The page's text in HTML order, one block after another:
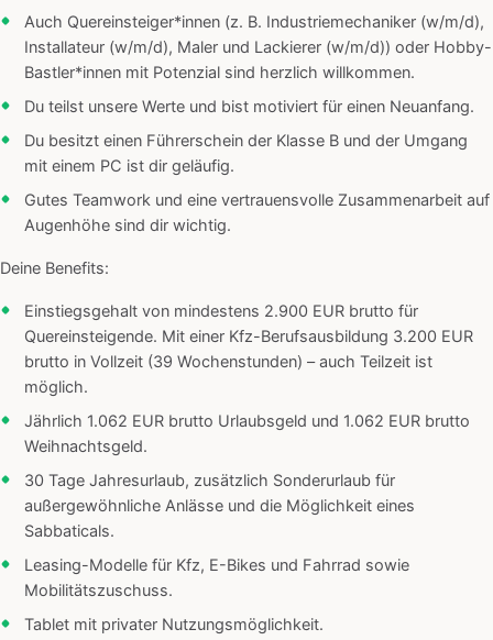
Auch Quereinsteiger*innen (z. B. Industriemechaniker (w/m/d),
Installateur (w/m/d), Maler und Lackierer (w/m/d)) oder Hobby-
Bastler*innen mit Potenzial sind herzlich willkommen.
Du teilst unsere Werte und bist motiviert für einen Neuanfang.
Du besitzt einen Führerschein der Klasse B und der Umgang
mit einem PC ist dir geläufig.
Gutes Teamwork und eine vertrauensvolle Zusammenarbeit auf
Augenhöhe sind dir wichtig.
Deine Benefits:
Einstiegsgehalt von mindestens 2.900 EUR brutto für
Quereinsteigende. Mit einer Kfz-Berufsausbildung 3.200 EUR
brutto in Vollzeit (39 Wochenstunden) – auch Teilzeit ist
möglich.
Jährlich 1.062 EUR brutto Urlaubsgeld und 1.062 EUR brutto
Weihnachtsgeld.
30 Tage Jahresurlaub, zusätzlich Sonderurlaub für
außergewöhnliche Anlässe und die Möglichkeit eines
Sabbaticals.
Leasing-Modelle für Kfz, E-Bikes und Fahrrad sowie
Mobilitätszuschuss.
Tablet mit privater Nutzungsmöglichkeit.